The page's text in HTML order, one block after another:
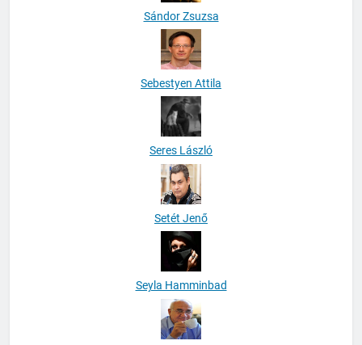
Sándor Zsuzsa
Sebestyen Attila
Seres László
Setét Jenő
Seyla Hamminbad